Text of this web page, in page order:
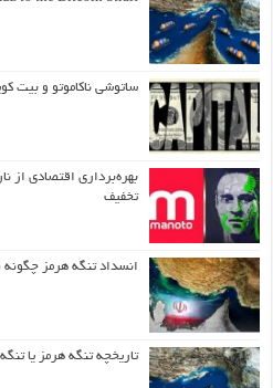
ساتوشی ناکاموتو و بیت
بهره‌برداری اقتصادی از
تخفیف
انسداد تنگه هرمز
تاریخچه تنگه هرمز یا